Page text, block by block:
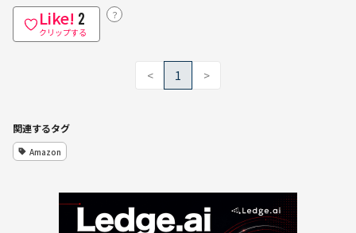
Like! 2
クリップする
？
< 1 >
関連するタグ
Amazon